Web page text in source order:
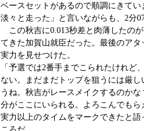
ベースセットがあるので順調にきて
淡々と走った」と言いながらも、2分
この秋吉に0.013秒差と肉薄したの
てきた加賀山就臣だった。最後のア
実力を見せつけた。
「予選では2番手までこられたけれ
ない。まだまだトップを狙うには厳
うね。秋吉がレースメイクするのか
分がここにいられる。よろこんでも
実力以上のタイムをマークできたと